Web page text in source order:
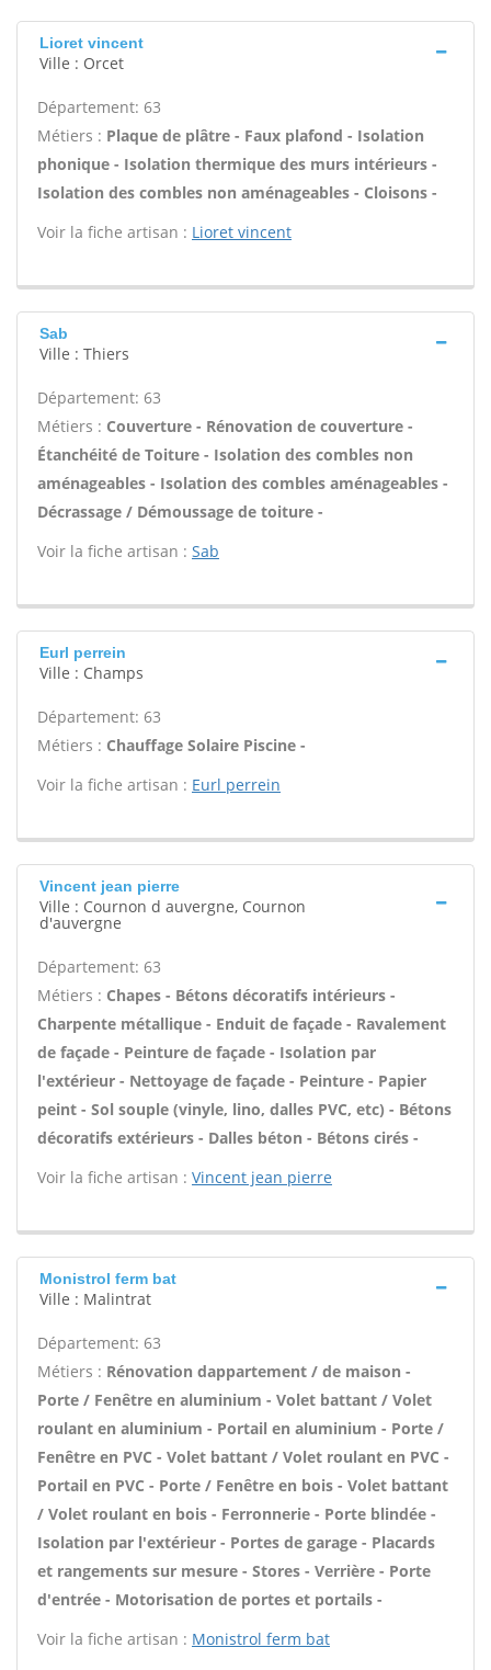
Lioret vincent
Ville : Orcet
Département: 63
Métiers : Plaque de plâtre - Faux plafond - Isolation
phonique - Isolation thermique des murs intérieurs -
Isolation des combles non aménageables - Cloisons -
Voir la fiche artisan : Lioret vincent
Sab
Ville : Thiers
Département: 63
Métiers : Couverture - Rénovation de couverture -
Étanchéité de Toiture - Isolation des combles non
aménageables - Isolation des combles aménageables -
Décrassage / Démoussage de toiture -
Voir la fiche artisan : Sab
Eurl perrein
Ville : Champs
Département: 63
Métiers : Chauffage Solaire Piscine -
Voir la fiche artisan : Eurl perrein
Vincent jean pierre
Ville : Cournon d auvergne, Cournon
d'auvergne
Département: 63
Métiers : Chapes - Bétons décoratifs intérieurs -
Charpente métallique - Enduit de façade - Ravalement
de façade - Peinture de façade - Isolation par
l'extérieur - Nettoyage de façade - Peinture - Papier
peint - Sol souple (vinyle, lino, dalles PVC, etc) - Bétons
décoratifs extérieurs - Dalles béton - Bétons cirés -
Voir la fiche artisan : Vincent jean pierre
Monistrol ferm bat
Ville : Malintrat
Département: 63
Métiers : Rénovation dappartement / de maison -
Porte / Fenêtre en aluminium - Volet battant / Volet
roulant en aluminium - Portail en aluminium - Porte /
Fenêtre en PVC - Volet battant / Volet roulant en PVC -
Portail en PVC - Porte / Fenêtre en bois - Volet battant
/ Volet roulant en bois - Ferronnerie - Porte blindée -
Isolation par l'extérieur - Portes de garage - Placards
et rangements sur mesure - Stores - Verrière - Porte
d'entrée - Motorisation de portes et portails -
Voir la fiche artisan : Monistrol ferm bat